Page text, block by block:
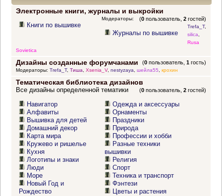
Электронные книги, журналы и выкройки
(0 пользователь,2 гостей)
Книги по вышивке
Журналы по вышивке
Модераторы:
Trefa_T,
silica,
Rusa
Sovietica
Дизайны созданные форумчанами (0 пользователь,1 гость)
Модераторы: Trefa_T, Тиша, Xsenia_V, nestyzaya, шейла55, крохин
Тематическая библиотека дизайнов
(0 пользователь,2 гостей)
Все дизайны определенной тематики
Навигатор
Алфавиты
Вышивка для детей
Домашний декор
Карта мира
Кружево и ришелье
Кухня
Логотипы и знаки
Люди
Море
Новый Год и
Рождество
Одежда и аксессуары
Орнаменты
Праздники
Природа
Профессии и хобби
Разные техники
вышивки
Религия
Спорт
Техника и транспорт
Фэнтези
Цветы и растения